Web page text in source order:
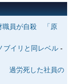
職員が自殺 「原
イリと同レベル-
過労死した社員の